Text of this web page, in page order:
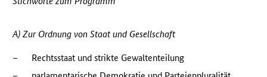
A) Zur Ordnung von Staat und Gesellschaft
–
Rechtsstaat und strikte Gewaltenteilung